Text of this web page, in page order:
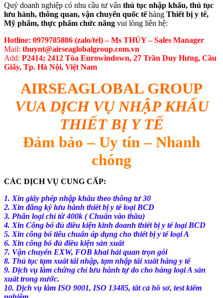
Quý doanh nghiệp có nhu cầu tư vấn thủ tục nhập khẩu, thủ tục
lưu hành, thông quan, vận chuyển quốc tếhàng Thiết bị y tế,
Mỹ phẩm, thực phẩm chức năng vui lòng liên hệ:
Hotline: 0979785886 (zalo/tel) – Ms THÚY – Sales Manager
Mail: thuynt@airseaglobalgroup.com.vn
Add: P2414; 2412 Tòa Eurowindown, 27 Trần Duy Hưng, Cầu
Giấy, Tp. Hà Nội, Việt Nam
AIRSEAGLOBAL GROUP
VUA DỊCH VỤ NHẬP KHẨU
THIẾT BỊ Y TẾ
Đảm bảo – Uy tín – Nhanh
chóng
CÁC DỊCH VỤ CUNG CẤP:
1. Xin giấy phép nhập khẩu theo thông tư 30
2. Xin đăng ký lưu hành thiết bị y tế loại BCD
3. Phân loại chỉ từ 400k ( Chuẩn vào thầu)
4. Xin Công bố đủ điều kiện kinh doanh thiết bị y tế loại BCD
5. Xin công bố tiêu chuẩn áp dụng cho thiết bị y tế loại A
6. Xin công bố đủ điều kiện sản xuất
7. Vận chuyển EXW, FOB khai hải quan trọn gói
8. Thủ tục tạm xuất tái nhập, tạm nhập tái xuất hàng y tế
9. Dịch vụ làm chứng chỉ lưu hành tự do cho hàng loại A sản
xuấttrong nước.
10. Dịch vụ làm ISO 9001, ISO 13485, tất cả hồ sơ, test kiểm